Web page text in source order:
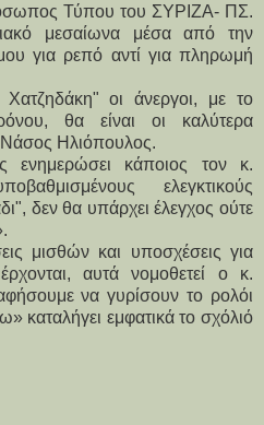
Τύπου του ΣΥΡΙΖΑ- ΠΣ.
μεσαίωνα μέσα από την
για ρεπό αντί για πληρωμή
οι άνεργοι, με το
θα είναι οι καλύτερα
Νάσος Ηλιόπουλος.
ενημερώσει κάποιος τον κ.
ελεγκτικούς
δεν θα υπάρχει έλεγχος ούτε
μισθών και υποσχέσεις για
αυτά νομοθετεί ο κ.
να γυρίσουν το ρολόι
καταλήγει εμφατικά το σχόλιό